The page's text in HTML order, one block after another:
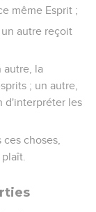
même Esprit ;
autre reçoit
autre, la
; un autre,
d'interpréter les
choses,